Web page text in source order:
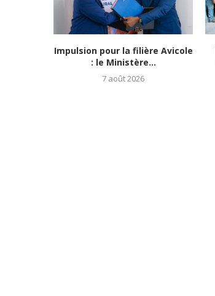
Impulsion pour la filière Avicole
: le Ministère...
7 août 2026